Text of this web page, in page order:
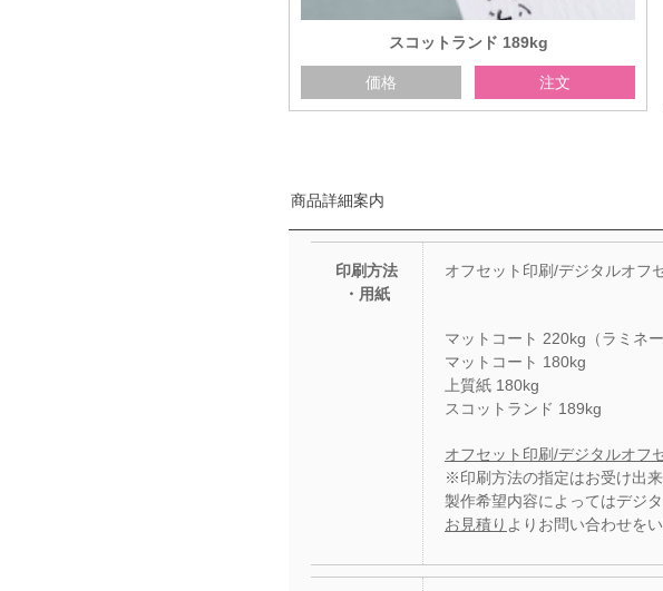
スコットランド 189kg
価格 注文
商品詳細案内
印刷方法
・用紙
オフセット印刷/デジタルオ
マットコート 220kg（ラミネ
マットコート 180kg
上質紙 180kg
スコットランド 189kg
オフセット印刷/デジタルオフ
※印刷方法の指定はお受け出来
製作希望内容によってはデジ
お見積り よりお問い合わせを